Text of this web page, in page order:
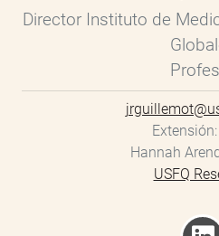
Director Instituto de
Extensión
Hannah
USFQ